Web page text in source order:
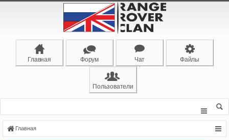
Главная Форум Чат Файлы
Пользователи
Главная